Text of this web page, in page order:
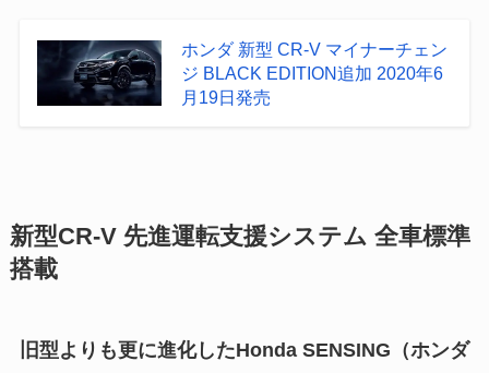
ホンダ 新型 CR-V マイナーチェン
ジ BLACK EDITION追加 2020年6
月19日発売
新型CR-V 先進運転支援システム 全車標準
搭載
旧型よりも更に進化したHonda SENSING（ホンダ